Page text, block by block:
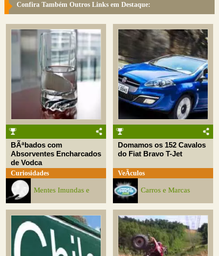
Confira Também Outros Links em Destaque:
BÃªbados com
Absorventes Encharcados
de Vodca
Curiosidades
Mentes Imundas e
Domamos os 152 Cavalos
do Fiat Bravo T-Jet
VeÃ­culos
Carros e Marcas